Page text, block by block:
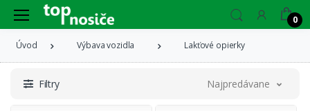
0
Úvod Výbava vozidla Lakťové opierky
Filtry Najpredávanejšie